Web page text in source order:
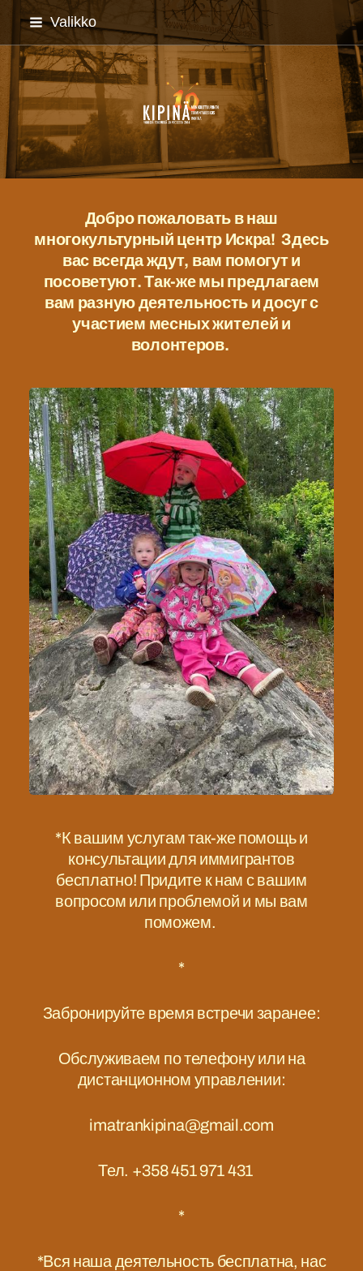
Siirry
sisältöön
Valikko
Imatran
Добро пожаловать в наш
многокультурный центр Искра! Здесь
вас всегда ждут, вам помогут и
посоветуют. Так-же мы предлагаем
вам разную деятельность и досуг с
участием месных жителей и
волонтеров.
*К вашим услугам так-же помощь и
консультации для иммигрантов
бесплатно! Придите к нам с вашим
вопросом или проблемой и мы вам
поможем.
*
Забронируйте время встречи заранее:
Обслуживаем по телефону или на
дистанционном управлении:
imatrankipina@gmail.com
Тел. +358 451 971 431
*
*Вся наша деятельность бесплатна, нас